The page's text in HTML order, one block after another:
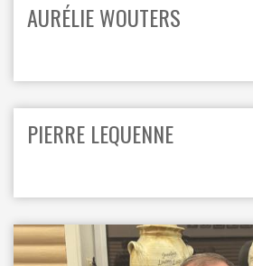
AURÉLIE WOUTERS
PIERRE LEQUENNE